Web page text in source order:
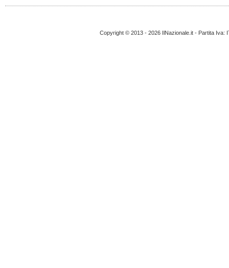
Copyright © 2013 - 2026 IlNazionale.it - Partita Iva: